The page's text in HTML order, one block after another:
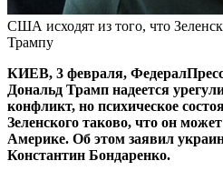
США исходят из того, что
Трампу
КИЕВ, 3 февраля,
Дональд Трамп надеется
конфликт, но психическое
Зеленского таково, что он
Америке. Об этом заявил
Константин Бондаренко.